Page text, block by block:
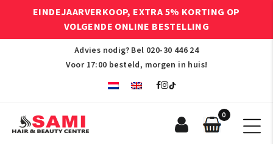
EINDEJAARVERKOOP, EXTRA 5% KORTING OP
VOLGENDE ONLINE BESTELLING
Advies nodig? Bel 020-30 446 24
Voor 17:00 besteld, morgen in huis!
0